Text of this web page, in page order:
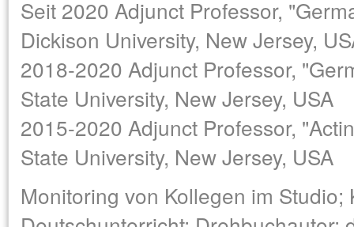
Seit 2020 Adjunct Professor,
Dickison University, New Jersey,
2018-2020 Adjunct Professor,
State University, New Jersey, USA
2015-2020 Adjunct Professor,
State University, New Jersey, USA
Monitoring von Kollegen im Studio;